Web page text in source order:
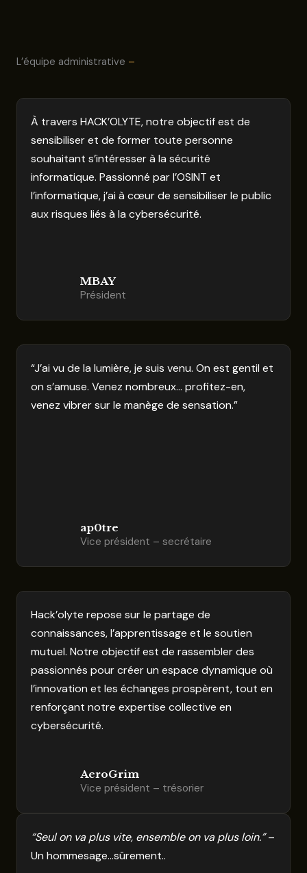
L’équipe administrative –
À travers HACK’OLYTE, notre objectif est de
sensibiliser et de former toute personne
souhaitant s’intéresser à la sécurité
informatique. Passionné par l’OSINT et
l’informatique, j’ai à cœur de sensibiliser le public
aux risques liés à la cybersécurité.
MBAY
Président
“J’ai vu de la lumière, je suis venu. On est gentil et
on s’amuse. Venez nombreux… profitez-en,
venez vibrer sur le manège de sensation.”
ap0tre
Vice président – secrétaire
Hack’olyte repose sur le partage de
connaissances, l’apprentissage et le soutien
mutuel. Notre objectif est de rassembler des
passionnés pour créer un espace dynamique où
l’innovation et les échanges prospèrent, tout en
renforçant notre expertise collective en
cybersécurité.
AeroGrim
Vice président – trésorier
“Seul on va plus vite, ensemble on va plus loin.”–
Un hommesage…sûrement..